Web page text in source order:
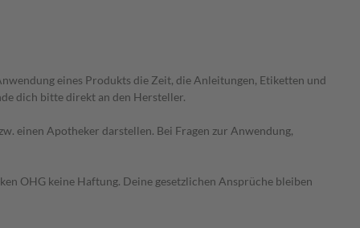
eines Produkts die Zeit, die Anleitungen, Etiketten und
dich bitte direkt an den Hersteller.
einen Apotheker darstellen. Bei Fragen zur Anwendung,
OHG keine Haftung. Deine gesetzlichen Ansprüche bleiben